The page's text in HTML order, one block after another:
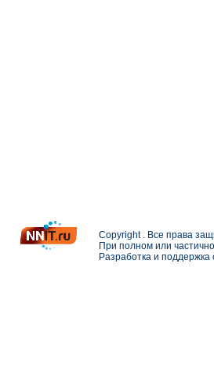
Copyright . Все права
При полном или
Разработка и